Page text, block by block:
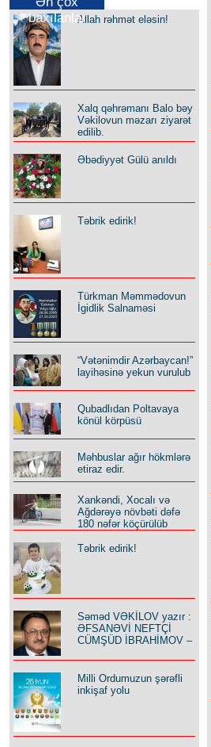
baxılanlarAllah rəhmət eləsin!
Xalq qəhrəmanı Balo bəy
Vəkilovun məzarı ziyarət
edilib.
Əbədiyyət Gülü anıldı
Təbrik edirik!
Türkman Məmmədovun
İgidlik Salnaməsi
“Vətənimdir Azərbaycan!”
layihəsinə yekun vurulub
Qubadlıdan Poltavaya
könül körpüsü
Məhbuslar ağır hökmlərə
etiraz edir.
Xankəndi, Xocalı və
Ağdərəyə növbəti dəfə
180 nəfər köçürülüb
Təbrik edirik!
Səməd VƏKİLOV yazır :
ƏFSANƏVİ NEFTÇİ
CÜMŞÜD İBRAHİMOV –
Milli Ordumuzun şərəfli
inkişaf yolu